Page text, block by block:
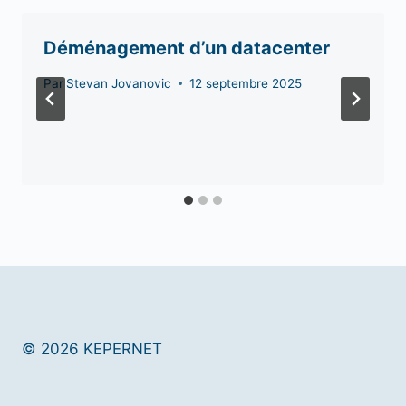
Déménagement d’un datacenter
Par Stevan Jovanovic 12 septembre 2025
© 2026 KEPERNET